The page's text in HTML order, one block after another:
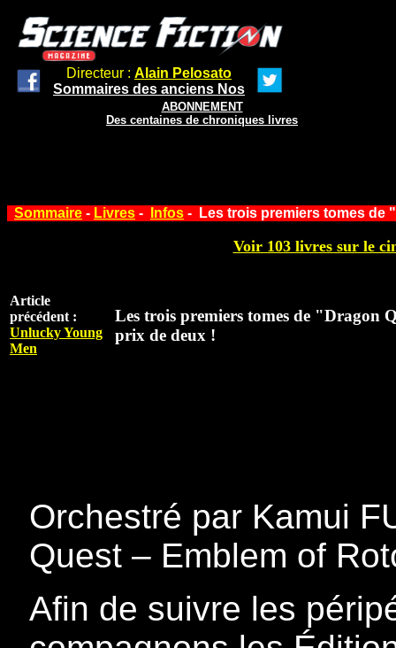
Directeur : Alain Pelosato
Sommaires des anciens Nos
ABONNEMENT
Des centaines de chroniques livres
Sommaire - Livres - Infos - Les trois premiers tomes de
Voir 103 livres sur le
Article
précédent :
Unlucky Young
Men
Les trois premiers tomes de "Dragon
prix de deux !
Orchestré par Kamui
Quest – Emblem of
Afin de suivre les